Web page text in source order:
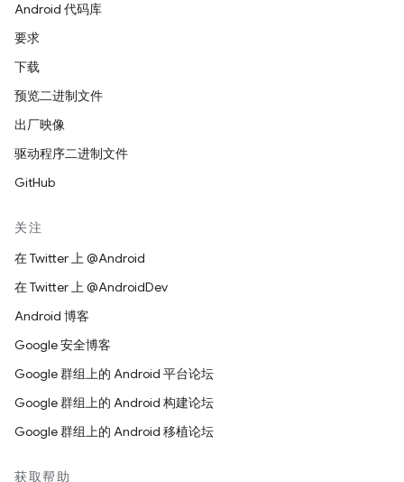
Android 代码库
要求
下载
预览二进制文件
出厂映像
驱动程序二进制文件
GitHub
关注
在 Twitter 上 @Android
在 Twitter 上 @AndroidDev
Android 博客
Google 安全博客
Google 群组上的 Android 平台论坛
Google 群组上的 Android 构建论坛
Google 群组上的 Android 移植论坛
获取帮助